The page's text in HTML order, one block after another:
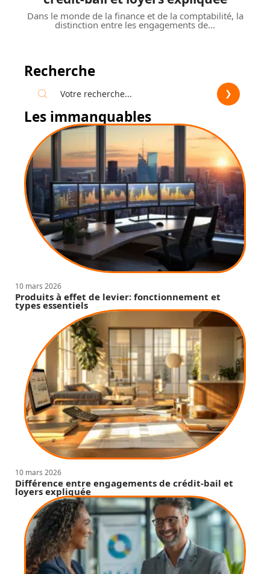
Dans le monde de la finance et de la comptabilité, la
distinction entre les engagements de…
Recherche
Les immanquables
10 mars 2026
Produits à effet de levier: fonctionnement et
types essentiels
10 mars 2026
Différence entre engagements de crédit-bail et
loyers expliquée